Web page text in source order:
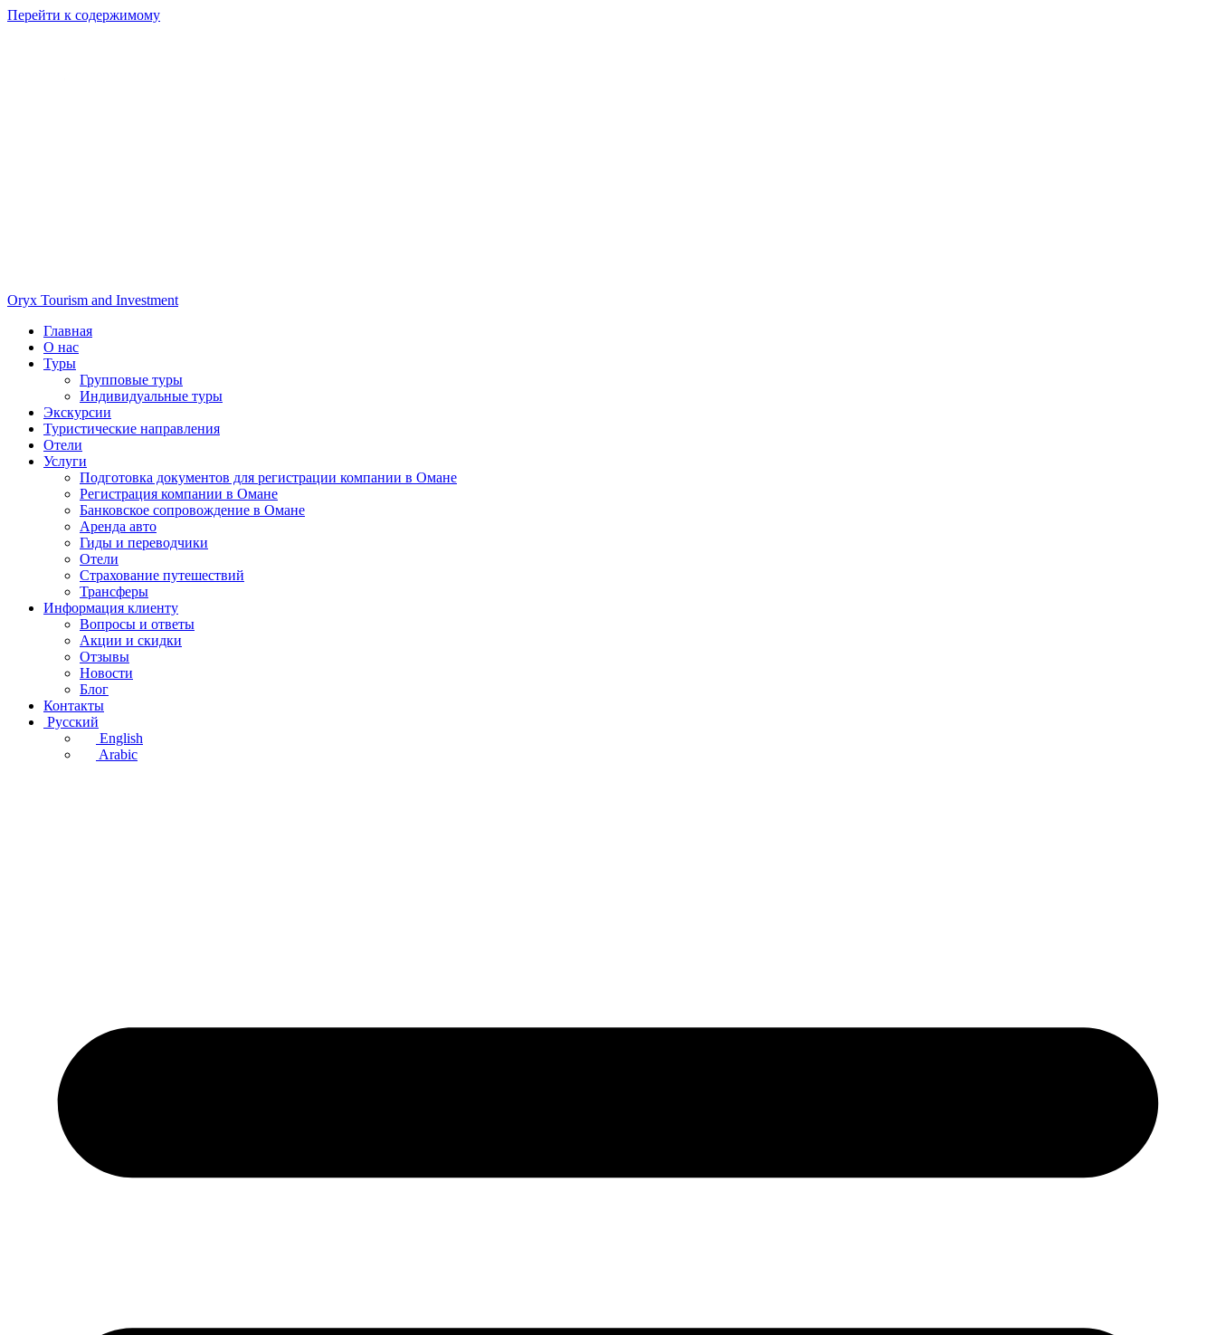
Перейти к содержимому
Oryx Tourism and Investment
Главная
О нас
Туры
Групповые туры
Индивидуальные туры
Экскурсии
Туристические направления
Отели
Услуги
Подготовка документов для регистрации компании в Омане
Регистрация компании в Омане
Банковское сопровождение в Омане
Аренда авто
Гиды и переводчики
Отели
Страхование путешествий
Трансферы
Информация клиенту
Вопросы и ответы
Акции и скидки
Отзывы
Новости
Блог
Контакты
Русский
English
Arabic